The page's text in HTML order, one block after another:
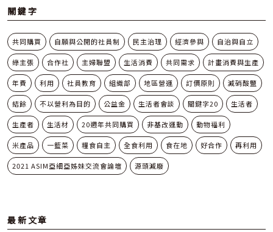
關鍵字
共同購買 自願與公開的社員制 民主治理 經濟參與 自治與自立
綠主張 合作社 主婦聯盟 生活消費 共同需求 計畫消費與生產
年費 利用 社員教育 組織部 地區營運 訂價原則 減硝酸鹽
結餘 不以營利為目的 公益金 生活者會談 關鍵字20 生活者
生產者 生活材 20週年共同購買 非基改運動 動物福利
米產品 一籃菜 糧食自主 全食利用 食在地 好合作 再利用
2021 ASIM亞細亞姊妹交流會論壇 源頭減廢
最新文章